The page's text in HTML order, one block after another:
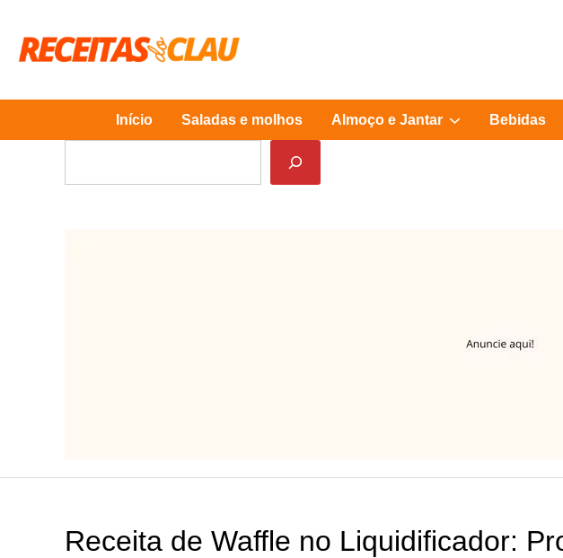
content
Início Saladas e molhos Almoço e Jantar ShowBebidas
Receita de Waffle no Liquidificador: